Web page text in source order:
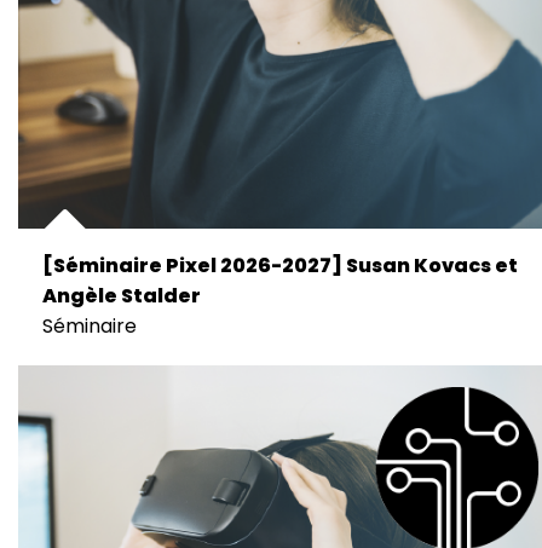
[Séminaire Pixel 2026-2027] Susan Kovacs et
Angèle Stalder
Séminaire